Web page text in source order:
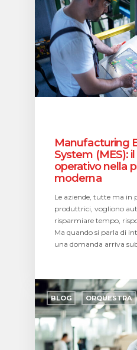
Manufacturing
System (MES):
operativo nella
moderna
Le aziende, tutte ma in
produttrici, vogliono
risparmiare tempo,
Ma quando si parla di
una domanda arriva
BLOG ORQUESTRA